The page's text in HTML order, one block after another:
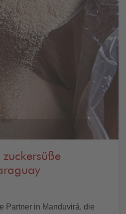
Partner in Manduvirá, die